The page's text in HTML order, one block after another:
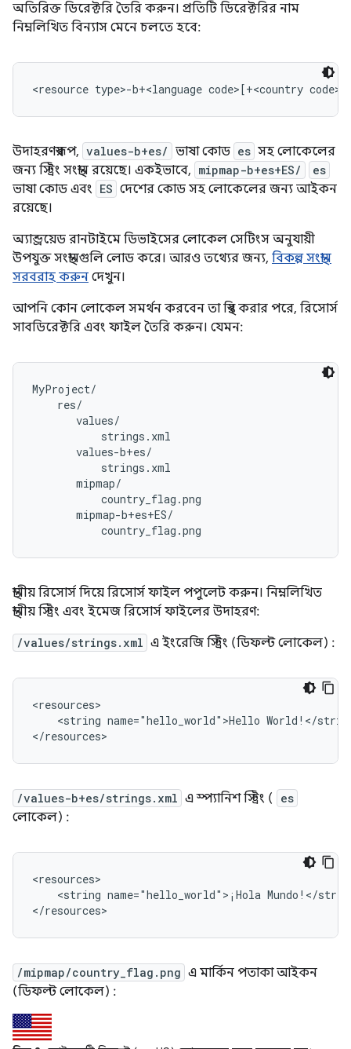
অতিরিক্ত ডিরেক্টরি তৈরি করুন। প্রতিটি ডিরেক্টরির নাম
নিম্নলিখিত বিন্যাস মেনে চলতে হবে:
উদাহরণস্বরূপ, values-b+es/ ভাষা কোড es সহ লোকেলের
জন্য স্ট্রিং সংস্থান রয়েছে। একইভাবে, mipmap-b+es+ES/ es
ভাষা কোড এবং ES দেশের কোড সহ লোকেলের জন্য আইকন
রয়েছে।
অ্যান্ড্রয়েড রানটাইমে ডিভাইসের লোকেল সেটিংস অনুযায়ী
উপযুক্ত সংস্থানগুলি লোড করে। আরও তথ্যের জন্য, বিকল্প সংস্থান
সরবরাহ করুন দেখুন।
আপনি কোন লোকেল সমর্থন করবেন তা স্থির করার পরে, রিসোর্স
সাবডিরেক্টরি এবং ফাইল তৈরি করুন। যেমন:
MyProject/
    res/
       values/
           strings.xml
       values-b+es/
           strings.xml
       mipmap/
           country_flag.png
       mipmap-b+es+ES/
স্থানীয় রিসোর্স দিয়ে রিসোর্স ফাইল পপুলেট করুন। নিম্নলিখিত
স্থানীয় স্ট্রিং এবং ইমেজ রিসোর্স ফাইলের উদাহরণ:
/values/strings.xml এ ইংরেজি স্ট্রিং (ডিফল্ট লোকেল) :
<string name="hello_world">Hello World!</
</resources>
/values-b+es/strings.xml এ স্প্যানিশ স্ট্রিং ( es
লোকেল) :
<string name="hello_world">¡Hola Mundo!</
</resources>
/mipmap/country_flag.png এ মার্কিন পতাকা আইকন
(ডিফল্ট লোকেল) :